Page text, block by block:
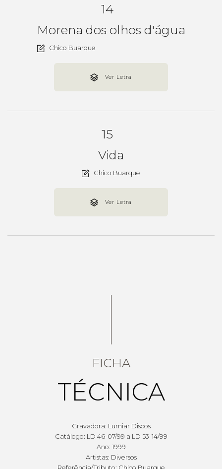
14
Morena dos olhos d'água
Chico Buarque
Ver Letra
15
Vida
Chico Buarque
Ver Letra
FICHA
TÉCNICA
Gravadora: Lumiar Discos
Catálogo: LD 46-07/99 a LD 53-14/99
Ano: 1999
Artistas: Diversos